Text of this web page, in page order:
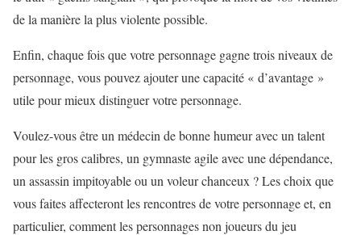
de la manière la plus violente possible.
Enfin, chaque fois que votre personnage gagne trois niveaux de
personnage, vous pouvez ajouter une capacité « d’avantage »
utile pour mieux distinguer votre personnage.
Voulez-vous être un médecin de bonne humeur avec un talent
pour les gros calibres, un gymnaste agile avec une dépendance,
un assassin impitoyable ou un voleur chanceux ? Les choix que
vous faites affecteront les rencontres de votre personnage et, en
particulier, comment les personnages non joueurs du jeu